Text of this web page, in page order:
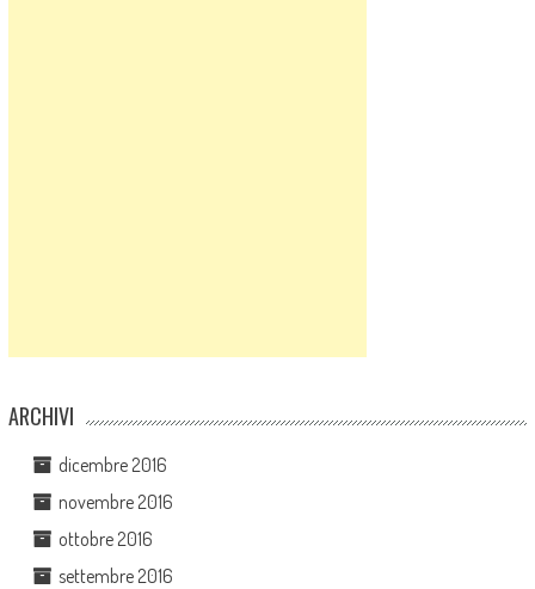
ARCHIVI
dicembre 2016
novembre 2016
ottobre 2016
settembre 2016